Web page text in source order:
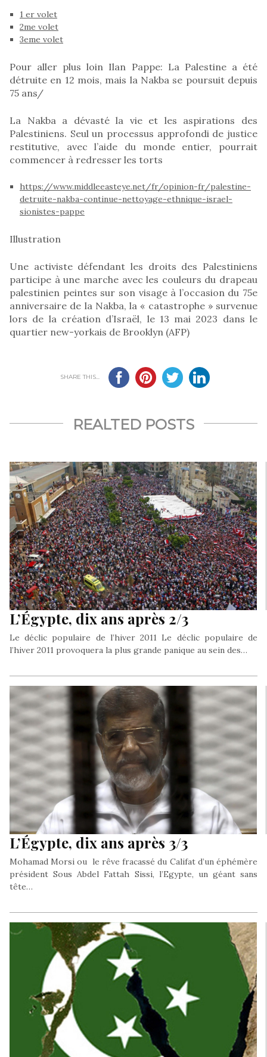
1 er volet
2me volet
3eme volet
Pour aller plus loin Ilan Pappe: La Palestine a été
détruite en 12 mois, mais la Nakba se poursuit depuis
75 ans/
La Nakba a dévasté la vie et les aspirations des
Palestiniens. Seul un processus approfondi de justice
restitutive, avec l’aide du monde entier, pourrait
commencer à redresser les torts
https://www.middleeasteye.net/fr/opinion-fr/palestine-
detruite-nakba-continue-nettoyage-ethnique-israel-
sionistes-pappe
Illustration
Une activiste défendant les droits des Palestiniens
participe à une marche avec les couleurs du drapeau
palestinien peintes sur son visage à l’occasion du 75e
anniversaire de la Nakba, la « catastrophe » survenue
lors de la création d’Israël, le 13 mai 2023 dans le
quartier new-yorkais de Brooklyn (AFP)
SHARE THIS...
REALTED POSTS
L’Égypte, dix ans après 2/3
Le déclic populaire de l’hiver 2011 Le déclic populaire de
l’hiver 2011 provoquera la plus grande panique au sein des…
L’Égypte, dix ans après 3/3
Mohamad Morsi ou le rêve fracassé du Califat d’un éphémère
président Sous Abdel Fattah Sissi, l’Egypte, un géant sans
tête…